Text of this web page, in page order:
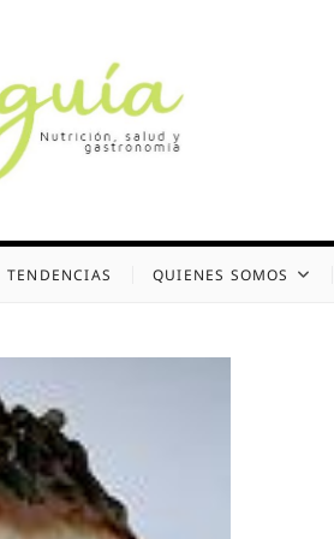
TENDENCIAS QUIENES SOMOS